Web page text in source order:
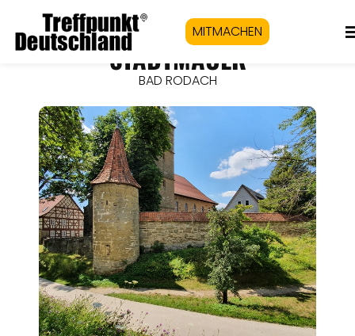
MITMACHEN
STADTMAUER
BAD RODACH